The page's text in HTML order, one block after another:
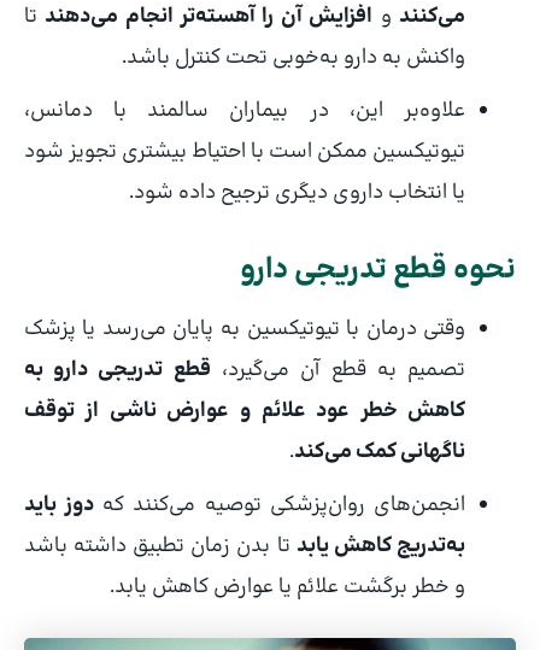
می‌کنند و افزایش آن را آهسته‌تر انجام می‌دهند تا
واکنش به دارو به‌خوبی تحت کنترل باشد.
علاوه‌بر این، در بیماران سالمند با دمانس،
تیوتیکسین ممکن است با احتیاط بیشتری تجویز شود
یا انتخاب داروی دیگری ترجیح داده شود.
نحوه قطع تدریجی دارو
وقتی درمان با تیوتیکسین به پایان می‌رسد یا پزشک
تصمیم به قطع آن می‌گیرد، قطع تدریجی دارو به
کاهش خطر عود علائم و عوارض ناشی از توقف
ناگهانی کمک می‌کند.
انجمن‌های روان‌پزشکی توصیه می‌کنند کهدوز باید
به‌تدریج کاهش یابد تا بدن زمان تطبیق داشته باشد
و خطر برگشت علائم یا عوارض کاهش یابد.